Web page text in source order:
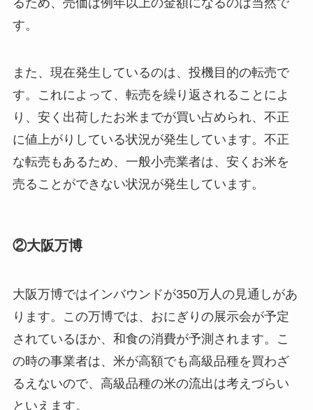
るため、売価は例年以上の金額になるのは当然で
す。
また、現在発生しているのは、投機目的の転売で
す。これによって、転売を繰り返されることによ
り、安く出荷したお米までが買い占められ、不正
に値上がりしている状況が発生しています。不正
な転売もあるため、一般小売業者は、安くお米を
売ることができない状況が発生しています。
②大阪万博
大阪万博ではインバウンドが350万人の見通しがあ
ります。この万博では、おにぎりの展示会が予定
されているほか、和食の消費が予測されます。こ
の時の事業者は、米が高額でも高級品種を買わざ
るえないので、高級品種の米の流出は考えづらい
といえます。